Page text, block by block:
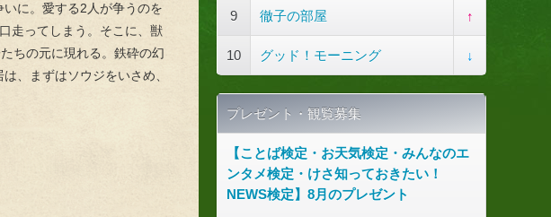
に。愛する2人が争うのを
走ってしまう。そこに、獣
ちの元に現れる。鉄砕の幻
、まずはソウジをいさめ、
9 徹子の部屋 ↑
10 グッド！モーニング ↓
プレゼント・観覧募集
【ことば検定・お天気検定・みんなのエ
ンタメ検定・けさ知っておきたい！
NEWS検定】8月のプレゼント